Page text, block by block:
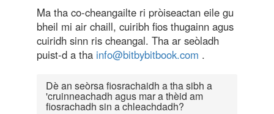
Ma tha co-cheangailte ri pròiseactan eile gu
bheil mi air chaill, cuiribh fios thugainn agus
cuiridh sinn ris cheangal. Tha ar seòladh
puist-d a tha info@bitbybitbook.com .
Dè an seòrsa fiosrachaidh a tha sibh a
'cruinneachadh agus mar a thèid am
fiosrachadh sin a chleachdadh?